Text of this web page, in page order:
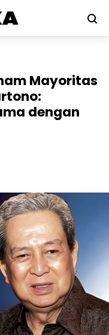
Mayoritas
dengan